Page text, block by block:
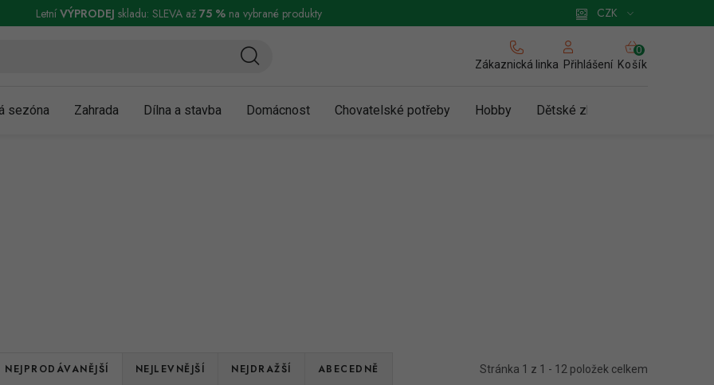
a reklamace Podmínky ochrany osobních údajů Obchodní podmínky pro podnikatele Zásady používání cookies
CZK
LetníVÝPRODEJ skladu: SLEVA až 75 %na vybrané produkty
Zákaznická linka Přihlášení
NÁKUPNÍ
KOŠÍK
Košík
sezóna Zahrada Dílna a stavba Domácnost Chovatelské potřeby Hobby Dětské zboží a hračky
Stránka 1 z 1 - 12 položek celkem
ŘNEJPRODÁVANĚJŠÍ NEJLEVNĚJŠÍ NEJDRAŽŠÍ ABECEDNĚ